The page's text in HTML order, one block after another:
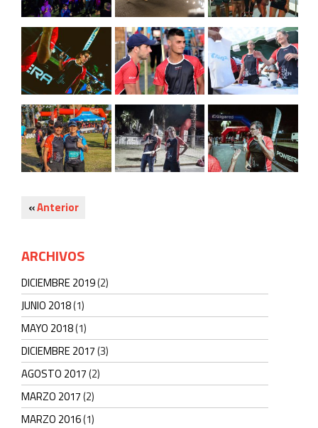
«Anterior
ARCHIVOS
DICIEMBRE 2019(2)
JUNIO 2018(1)
MAYO 2018(1)
DICIEMBRE 2017(3)
AGOSTO 2017(2)
MARZO 2017(2)
MARZO 2016(1)